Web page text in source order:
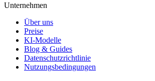
Unternehmen
Über uns
Preise
KI-Modelle
Blog & Guides
Datenschutzrichtlinie
Nutzungsbedingungen